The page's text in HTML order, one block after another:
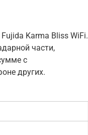
Karma Bliss WiFi.
части,
с
других.